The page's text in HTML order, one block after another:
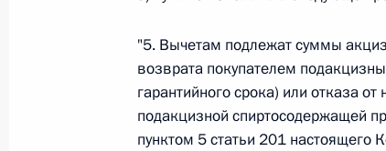
Федеральный закон от
О внесении изменений в Кодекс
26 июля 2026 года
"5. Вычетам подлежат суммы
возврата покупателем
гарантийного срока) или отказа
подакцизной спиртосодержащей
пунктом 5 статьи 201 настоящего